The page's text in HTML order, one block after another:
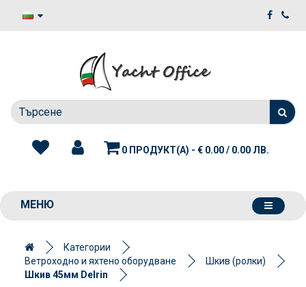
0 ПРОДУКТ(А) - € 0.00 / 0.00 ЛВ.
МЕНЮ
Категории
Ветроходно и яхтено оборудване
Шкив (ролки)
Шкив 45мм Delrin